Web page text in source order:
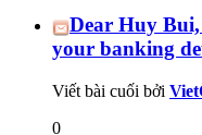
Dear Huy
your banking
Viết bài cuối bởi
0